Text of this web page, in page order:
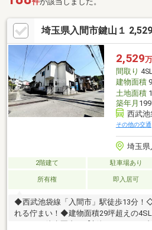
埼玉県入間市鍵山１
2,529
間取り
建物面積
土地面積
築年月
西武池
その他の交通
埼玉県
2階建て 駐車場あり
所有権 即入居可
◆西武池袋線「入間市」駅徒歩13分！
れる佇まい！◆建物面積29坪超えの